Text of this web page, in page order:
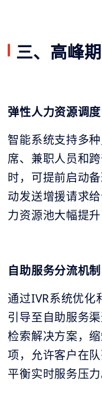
三、高峰
弹性人力资源调度
智能系统支持多
席、兼职人员和
时，可提前启动
动发送增援请求
力资源池大幅提升
自助服务分流机制
通过IVR系统优化
引导至自助服务
检索解决方案，
项，允许客户在
平衡实时服务压力